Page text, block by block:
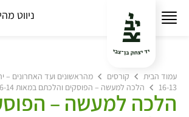
ניווט
עמוד הבית קורסים
מהראשונים ועד האחרונים –
16-13
הלכה למעשה – הפוסקים והלכתם במאות 16-14
הלכה למעשה –